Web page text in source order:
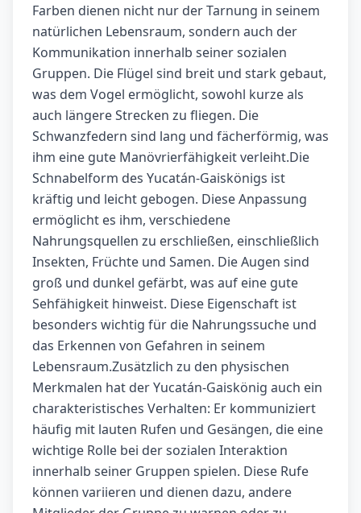
Farben dienen nicht nur der Tarnung in seinem
natürlichen Lebensraum, sondern auch der
Kommunikation innerhalb seiner sozialen
Gruppen. Die Flügel sind breit und stark gebaut,
was dem Vogel ermöglicht, sowohl kurze als
auch längere Strecken zu fliegen. Die
Schwanzfedern sind lang und fächerförmig, was
ihm eine gute Manövrierfähigkeit verleiht.Die
Schnabelform des Yucatán-Gaiskönigs ist
kräftig und leicht gebogen. Diese Anpassung
ermöglicht es ihm, verschiedene
Nahrungsquellen zu erschließen, einschließlich
Insekten, Früchte und Samen. Die Augen sind
groß und dunkel gefärbt, was auf eine gute
Sehfähigkeit hinweist. Diese Eigenschaft ist
besonders wichtig für die Nahrungssuche und
das Erkennen von Gefahren in seinem
Lebensraum.Zusätzlich zu den physischen
Merkmalen hat der Yucatán-Gaiskönig auch ein
charakteristisches Verhalten: Er kommuniziert
häufig mit lauten Rufen und Gesängen, die eine
wichtige Rolle bei der sozialen Interaktion
innerhalb seiner Gruppen spielen. Diese Rufe
können variieren und dienen dazu, andere